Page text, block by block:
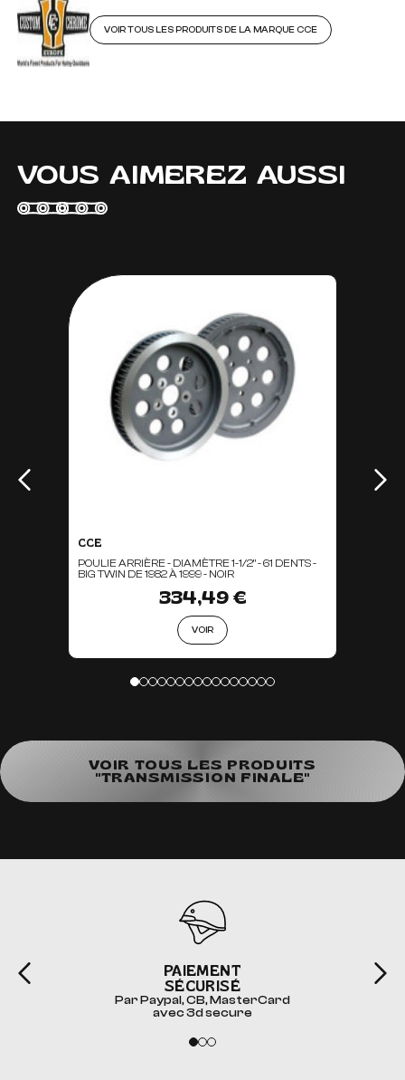
VOIR TOUS LES PRODUITS DE LA MARQUE CCE
VOUS AIMEREZ AUSSI
CCE
POULIE ARRIÈRE - DIAMÈTRE 1-1/2" - 61 DENTS -
BIG TWIN DE 1982 À 1999 - NOIR
334,49 €
VOIR
VOIR TOUS LES PRODUITS
"TRANSMISSION FINALE"
PAIEMENT
SÉCURISÉ
Par Paypal, CB, MasterCard
avec 3d secure